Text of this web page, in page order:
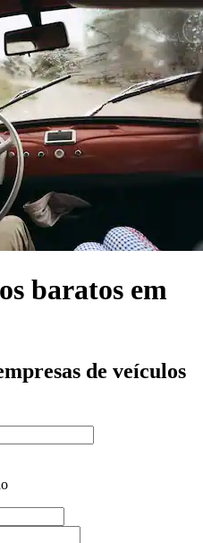
baratos em
de veículos